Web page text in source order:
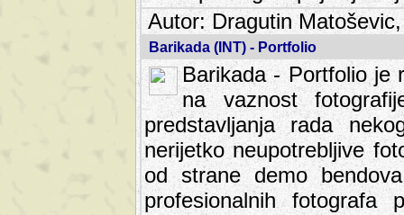
Autor: Dragutin
Barikada (INT) - Portfolio
Barikada - Portfolio je
na vaznost
predstavljanja rada
nerijetko neupotrebljive
od strane demo
profesionalnih fotografa